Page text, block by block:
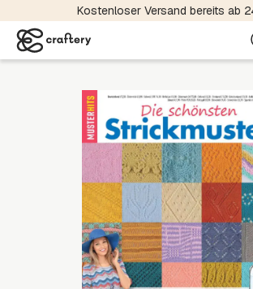
Kostenloser Versand bereits ab